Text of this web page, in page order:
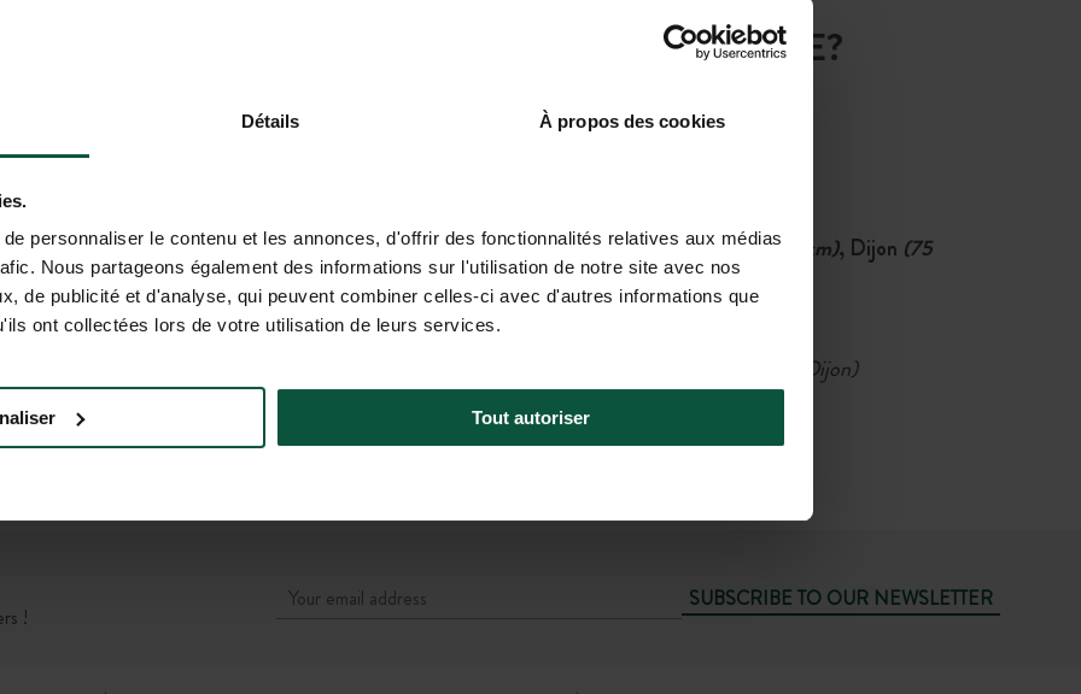
Détails À propos des cookies
personnaliser le contenu et les annonces, d'offrir des fonctionnalités relatives aux médias
Nous partageons également des informations sur l'utilisation de notre site avec nos
de publicité et d'analyse, qui peuvent combiner celles-ci avec d'autres informations que
ont collectées lors de votre utilisation de leurs services.
Tout autoriser
HUTTOPIA ETANG DE FOUCHE CAMPSITE?
TGV Station Beaune(21.4 km)
Then
Regional bus Mobigo:
Departure at stop Beaune Gare SNCF → Arrival
(1 h by bus + 15 min on foot)
Nearest airports: Lyon(200 km), Dijon (75
km)
Then
(2 h for Lyon, 1 h for Dijon)
!
SUBSCRIBE TO OUR NEWSLETTER